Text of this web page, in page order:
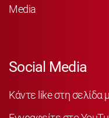
Media
Social Media
Κάντε like στη σελίδα